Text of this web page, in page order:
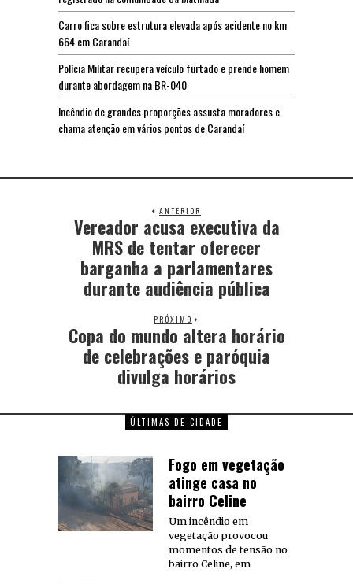
Carro fica sobre estrutura elevada após acidente no km
664 em Carandaí
Polícia Militar recupera veículo furtado e prende homem
durante abordagem na BR-040
Incêndio de grandes proporções assusta moradores e
chama atenção em vários pontos de Carandaí
ANTERIOR
Vereador acusa executiva da
MRS de tentar oferecer
barganha a parlamentares
durante audiência pública
PRÓXIMO
Copa do mundo altera horário
de celebrações e paróquia
divulga horários
ÚLTIMAS DE CIDADE
Fogo em vegetação
atinge casa no
bairro Celine
Um incêndio em
vegetação provocou
momentos de tensão no
bairro Celine, em